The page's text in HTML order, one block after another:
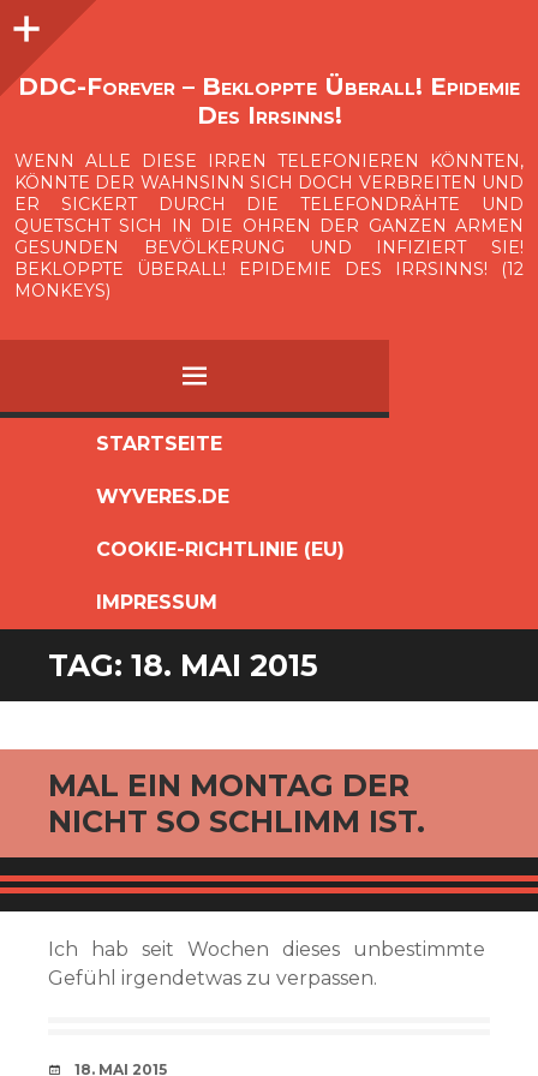
O
p
e
n
i
d
e
b
a
DDC-Forever – Bekloppte Überall! Epidemie
Des Irrsinns!
WENN ALLE DIESE IRREN TELEFONIEREN KÖNNTEN,
KÖNNTE DER WAHNSINN SICH DOCH VERBREITEN UND
ER SICKERT DURCH DIE TELEFONDRÄHTE UND
QUETSCHT SICH IN DIE OHREN DER GANZEN ARMEN
GESUNDEN BEVÖLKERUNG UND INFIZIERT SIE!
BEKLOPPTE ÜBERALL! EPIDEMIE DES IRRSINNS! (12
MONKEYS)
MENÜ
SPRINGEN
STARTSEITE
WYVERES.DE
COOKIE-RICHTLINIE (EU)
IMPRESSUM
Seitenleiste
TAG: 18. MAI 2015
MAL EIN MONTAG DER
NICHT SO SCHLIMM IST.
Ich hab seit Wochen dieses unbestimmte
Gefühl irgendetwas zu verpassen.
VERABREDUNG
18. MAI 2015